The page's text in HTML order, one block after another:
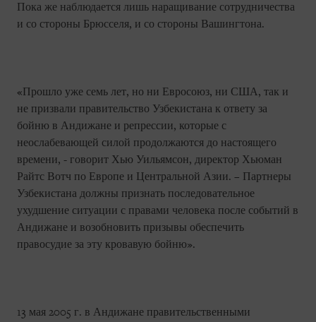
Пока же наблюдается лишь наращивание сотрудничества
и со стороны Брюсселя, и со стороны Вашингтона.
«Прошло уже семь лет, но ни Евросоюз, ни США, так и
не призвали правительство Узбекистана к ответу за
бойню в Андижане и репрессии, которые с
неослабевающей силой продолжаются до настоящего
времени, - говорит Хью Уильямсон, директор Хьюман
Райтс Вотч по Европе и Центральной Азии. – Партнеры
Узбекистана должны признать последовательное
ухудшение ситуации с правами человека после событий в
Андижане и возобновить призывы обеспечить
правосудие за эту кровавую бойню».
13 мая 2005 г. в Андижане правительственными